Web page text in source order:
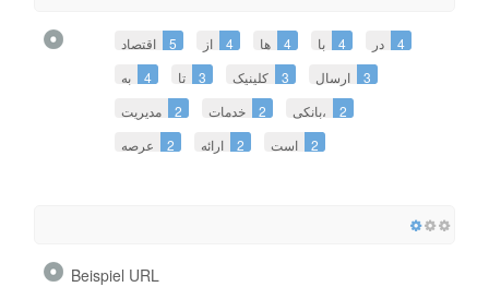
اقتصاد 5 از 4 ها 4 با 4 در
4
به
4 تا 3 کلینیک 3 ارسال
3
مدیریت
2 خدمات 2 بانکی،
2
عرصه
2 ارائه 2 است 2
Beispiel URL